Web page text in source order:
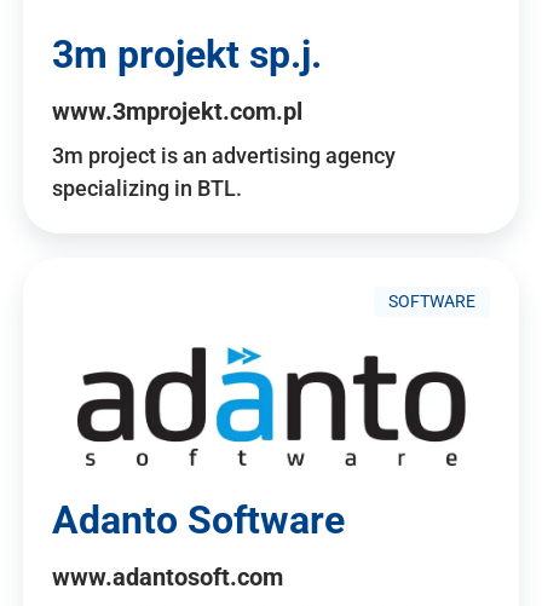
3m projekt sp.j.
www.3mprojekt.com.pl
3m project is an advertising agency
specializing in BTL.
SOFTWARE
Adanto Software
www.adantosoft.com